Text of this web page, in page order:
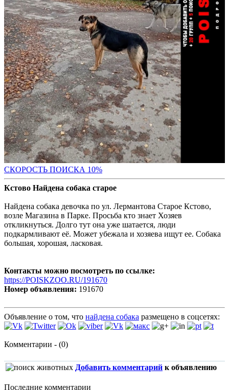
СКОРОСТЬ ПОИСКА 10%
Кстово Найдена собака старое
Найдена собака девочка по ул. Лермантова Старое Кстово,
возле Магазина в Парке. Просьба кто знает Хозяев
откликнуться. Долго тут она уже шатается, люди
подкармливают её. Может убежала и хозяева ищут ее. Собака
большая, хорошая, ласковая.
Контакты можно посмотреть по ссылке:
https://POISKZOO.RU/191670
Номер объявления: 191670
Объявление о том, что найдена собака размещено в соцсетях:
Комментарии - (0)
Добавить комментарий к объявлению
Последние комментарии